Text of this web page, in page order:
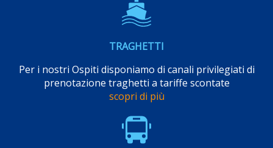
TRAGHETTI
Per i nostri Ospiti disponiamo di canali privilegiati di
prenotazione traghetti a tariffe scontate
scopri di più